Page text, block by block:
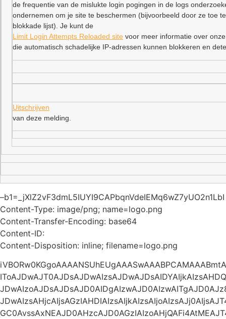
de frequentie van de mislukte login pogingen in de logs
ondernemen om je site te beschermen (bijvoorbeeld door ze toe
blokkade lijst). Je kunt de
Limit Login Attempts Reloaded site voor meer informatie over
die automatisch schadelijke IP-adressen kunnen blokkeren en
Uitschrijven
van deze melding.
–b1=_jXlZ2vF3dmL5IUYI9CAPbqnVdeIEMq6wZ7yUO2n1LbI
Content-Type: image/png; name=logo.png
Content-Transfer-Encoding: base64
Content-ID:
Content-Disposition: inline; filename=logo.png